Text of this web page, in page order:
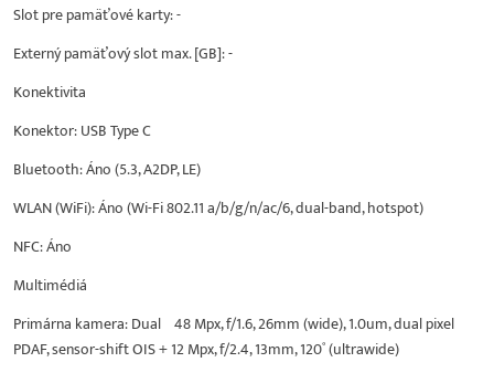
Slot pre pamäťové karty: -
Externý pamäťový slot max. [GB]: -
Konektivita
Konektor: USB Type C
Bluetooth: Áno (5.3, A2DP, LE)
WLAN (WiFi): Áno (Wi-Fi 802.11 a/b/g/n/ac/6, dual-band, hotspot)
NFC: Áno
Multimédiá
Primárna kamera: Dual 48 Mpx, f/1.6, 26mm (wide), 1.0um, dual pixel
PDAF, sensor-shift OIS + 12 Mpx, f/2.4, 13mm, 120˚ (ultrawide)